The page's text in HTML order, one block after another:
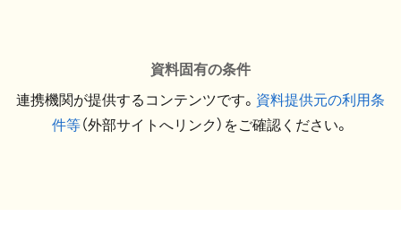
資料固有の条件
連携機関が提供するコンテンツです。 資料提供元の利用条
件等（外部サイトへリンク）をご確認ください。